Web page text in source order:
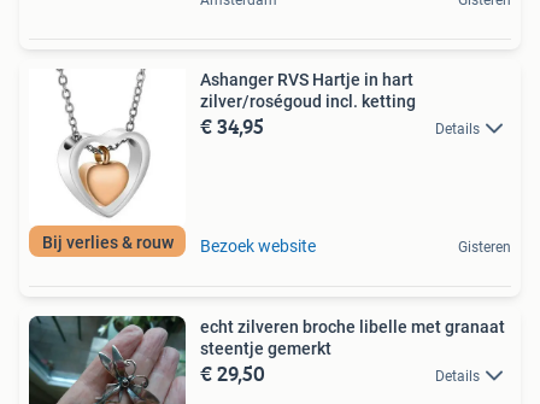
Bij verlies & rouw
Ashanger RVS Hartje in hart
zilver/roségoud incl. ketting
€ 34,95 Details
Bezoek website Gisteren
echt zilveren broche libelle met granaat
steentje gemerkt
€ 29,50 Details